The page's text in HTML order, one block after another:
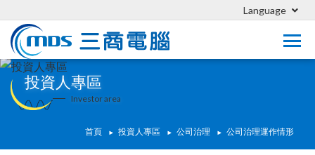
Language
投資人專區
Investor area
首頁 投資人專區 公司治理 公司治理運作情形